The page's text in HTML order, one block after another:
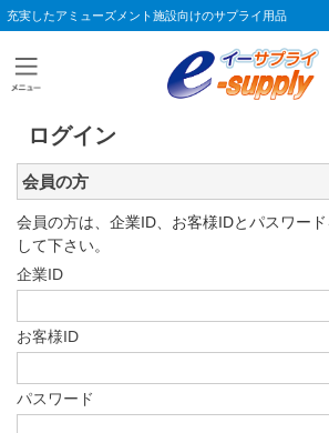
充実したアミューズメント施設向けのサプライ用品
ログイン
会員の方
会員の方は、企業ID、お客様IDとパスワー
して下さい。
企業ID
お客様ID
パスワード